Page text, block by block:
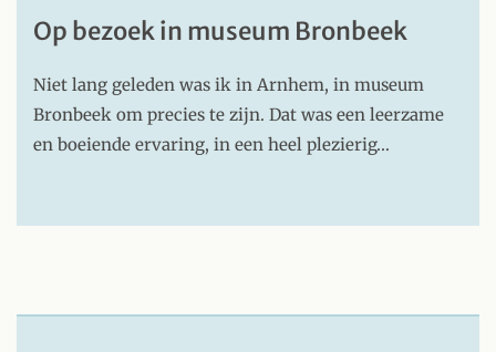
Op bezoek in museum Bronbeek
Niet lang geleden was ik in Arnhem, in museum
Bronbeek om precies te zijn. Dat was een leerzame
en boeiende ervaring, in een heel plezierig…